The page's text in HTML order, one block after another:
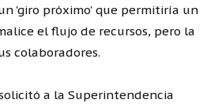
'giro próximo' que permitiría un
el flujo de recursos, pero la
colaboradores.
a la Superintendencia